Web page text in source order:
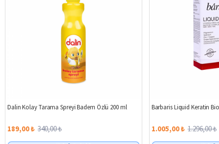
Dalin Kolay Tarama Spreyi Badem Özlü 200 ml
189,00 ₺ 340,00 ₺
Barbaris Liquid Keratin
1.005,00 ₺ 1.296,00 ₺